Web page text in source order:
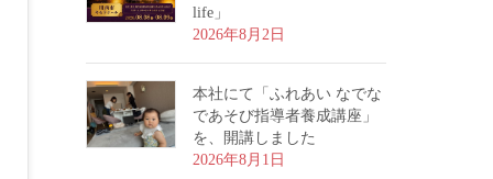
life」
2026年8月2日
本社にて「ふれあい なでな
であそび指導者養成講座」
を、開講しました
2026年8月1日